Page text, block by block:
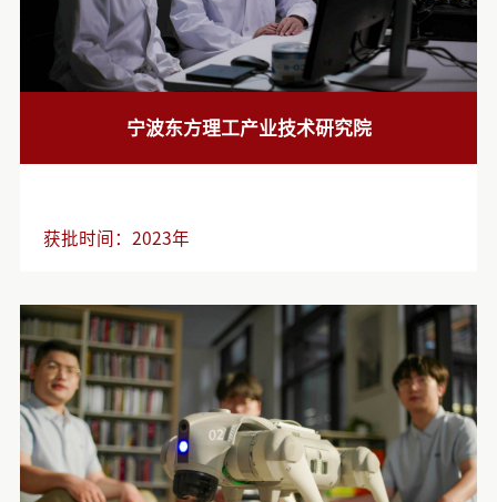
宁波东方理工产业技术研究院
获批时间：2023年